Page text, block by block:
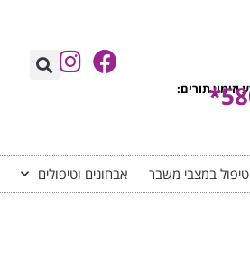
וזימון תורים:
טיפול במצבי משבר אבחונים וטיפולים